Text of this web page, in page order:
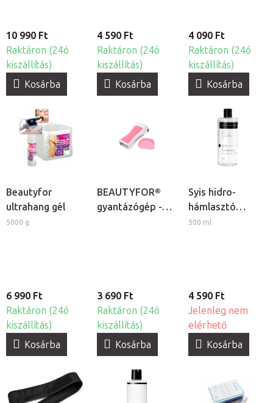
10 990 Ft
Raktáron (24ó
kiszállítás)
Kosárba
4 590 Ft
Raktáron (24ó
kiszállítás)
Kosárba
4 090 Ft
Raktáron (24ó
kiszállítás)
Kosárba
Beautyfor
ultrahang gél
5000 g
6 990 Ft
Raktáron (24ó
kiszállítás)
Kosárba
BEAUTYFOR®
gyantázógép -
3 690 Ft
Raktáron (24ó
kiszállítás)
Kosárba
Syis hidro-
hámlasztó
koktél
500 ml
4 590 Ft
Jelenleg nem
elérhető
Kosárba